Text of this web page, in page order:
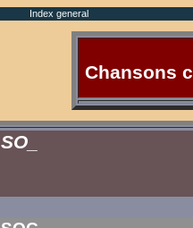
Index general
Chansons
SO_